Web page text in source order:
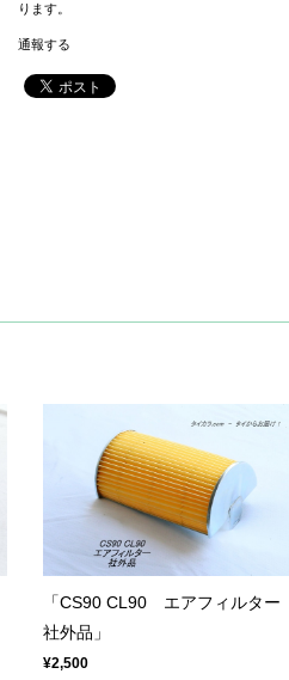
ります。
通報する
「CS90 CL90 エアフィルター
社外品」
¥2,500